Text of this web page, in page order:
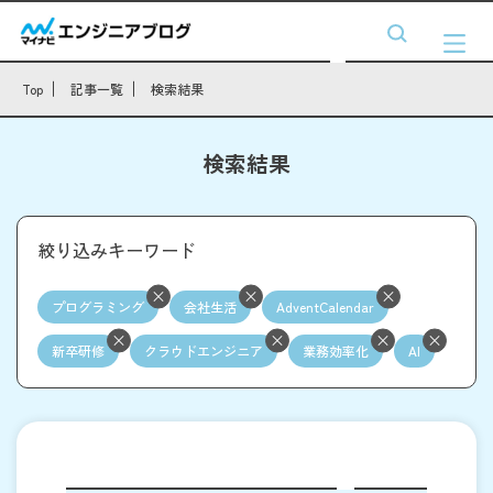
Top 記事一覧 検索結果
検索結果
絞り込みキーワード
プログラミング 会社生活 AdventCalendar
新卒研修 クラウドエンジニア 業務効率化 AI